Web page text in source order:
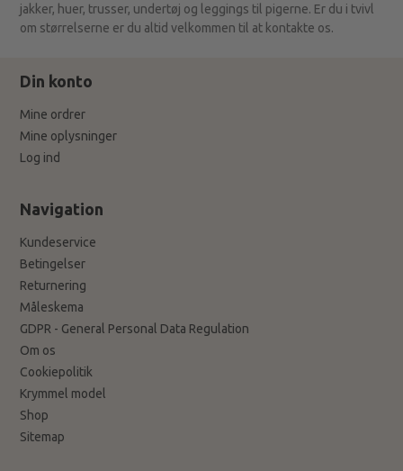
jakker, huer, trusser, undertøj og leggings til pigerne. Er du i tvivl
om størrelserne er du altid velkommen til at kontakte os.
Din konto
Mine ordrer
Mine oplysninger
Log ind
Navigation
Kundeservice
Betingelser
Returnering
Måleskema
GDPR - General Personal Data Regulation
Om os
Cookiepolitik
Krymmel model
Shop
Sitemap